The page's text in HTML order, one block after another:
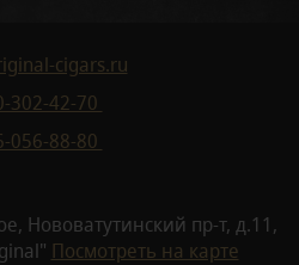
cigars.ru
302-42-70
056-88-80
Нововатутинский пр-т, д.11,
Посмотреть на карте